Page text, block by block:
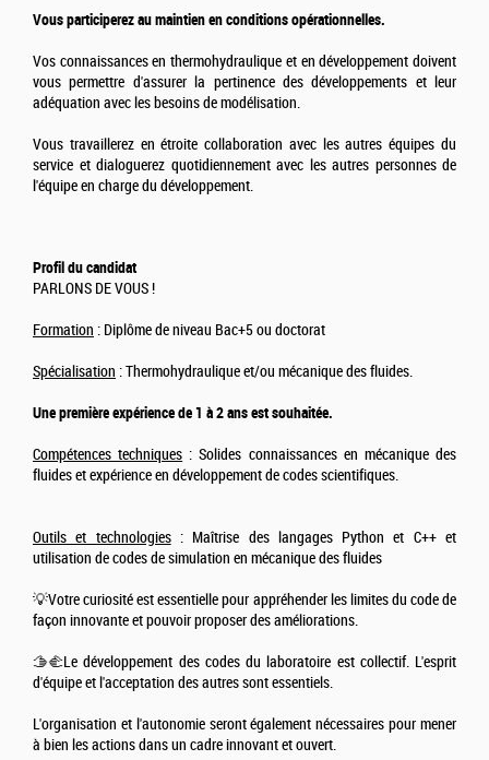
Vous participerez au maintien en conditions opérationnelles.
Vos connaissances en thermohydraulique et en développement doivent
vous permettre d'assurer la pertinence des développements et leur
adéquation avec les besoins de modélisation.
Vous travaillerez en étroite collaboration avec les autres équipes du
service et dialoguerez quotidiennement avec les autres personnes de
l'équipe en charge du développement.
Profil du candidat
PARLONS DE VOUS !
Formation : Diplôme de niveau Bac+5 ou doctorat
Spécialisation : Thermohydraulique et/ou mécanique des fluides.
Une première expérience de 1 à 2 ans est souhaitée.
Compétences techniques : Solides connaissances en mécanique des
fluides et expérience en développement de codes scientifiques.
Outils et technologies: Maîtrise des langages Python et C++ et
utilisation de codes de simulation en mécanique des fluides
💡Votre curiosité est essentielle pour appréhender les limites du code de
façon innovante et pouvoir proposer des améliorations.
🫱‍🫲Le développement des codes du laboratoire est collectif. L'esprit
d'équipe et l'acceptation des autres sont essentiels.
L'organisation et l'autonomie seront également nécessaires pour mener
à bien les actions dans un cadre innovant et ouvert.